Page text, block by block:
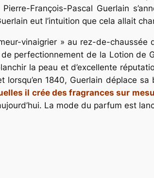
François-Pascal Guerlain
eut l’intuition que cela allait
vinaigrier » au rez-de-chaussée
perfectionnement de la Lotion de
la peau et d’excellente
1840, Guerlain déplace sa
il crée des fragrances sur
La mode du parfum est